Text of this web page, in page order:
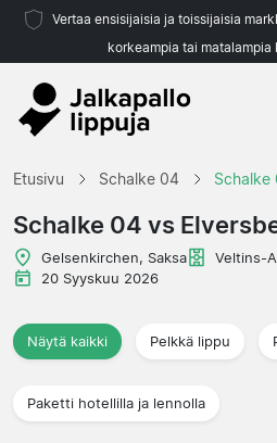
Vertaa ensisijaisia ja toissijaisia
korkeampia tai matalampia
Etusivu Schalke 04 Schalke
Schalke 04 vs
Gelsenkirchen, Saksa Veltins-
20 Syyskuu 2026
Näytä kaikki Pelkkä lippu
Paketti hotellilla ja lennolla